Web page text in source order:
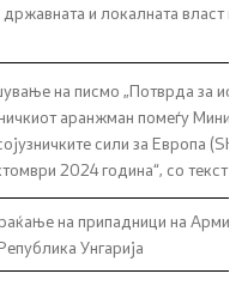
и локалната власт
на писмо „Потврда за
аранжман помеѓу
сили за Европа
2024 година“, со текст
на припадници на
Унгарија